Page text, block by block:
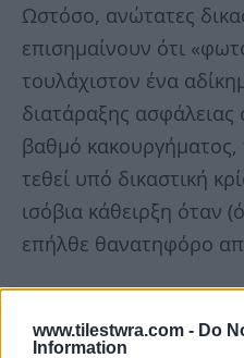
www.tilestwra.com - Do
Information
Ωστόσο, ανώτατες
επισημαίνουν ότι
τουλάχιστον ένα
διατάραξης
βαθμό κακουργήματος,
τεθεί υπό δικαστική
ισόβια κάθειρξη όταν
επήλθε θανατηφόρο